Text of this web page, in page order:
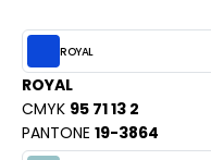
ROYAL
ROYAL
CMYK 95 71 13 2
PANTONE 19-3864